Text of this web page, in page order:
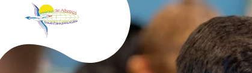
Albatros